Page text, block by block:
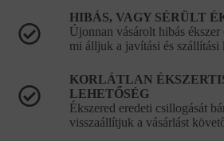
HIBÁS, VAGY SÉRÜLT
Újonnan vásárolt hibás ékszer
mi álljuk a javítási és szállítási
KORLÁTLAN
LEHETŐSÉG
Ékszered eredeti csillogását
visszaállítjuk a vásárlást